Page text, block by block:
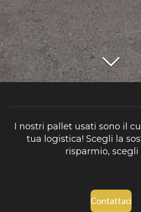
I nostri pallet usati sono il
tua logistica! Scegli la
risparmio, scegli
Contattaci